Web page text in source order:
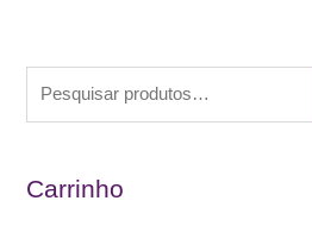
q
Carrinho